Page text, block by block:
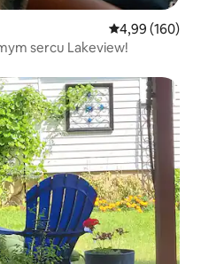
Średnia
4,99 (160)
sercu Lakeview!
Wybór gości